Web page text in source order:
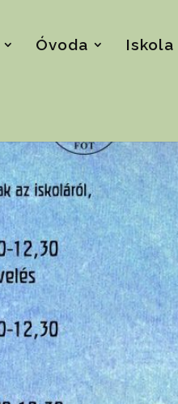
Óvoda Iskola